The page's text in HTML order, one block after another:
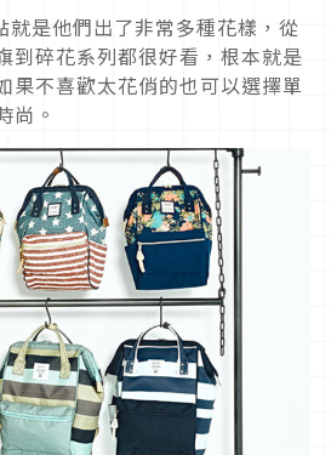
就是他們出了非常多種花樣，從
到碎花系列都很好看，根本就是
果不喜歡太花俏的也可以選擇單
尚。